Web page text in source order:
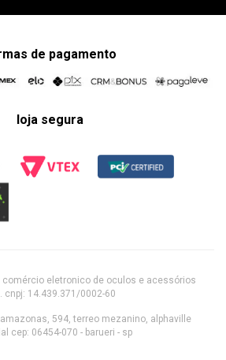
de pagamento
loja segura
comércio eletronico de oculos e acessórios
cnpj: 14.439.371/0002-60
594, terreo mezanino, alphaville
cep: 06454-070 - barueri - sp